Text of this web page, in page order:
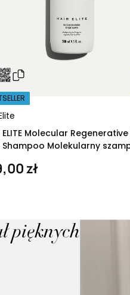
ELITE Molecular
Shampoo Molekularny
zł
pięknych